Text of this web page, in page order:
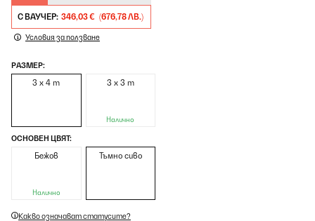
С ВАУЧЕР: 346,03 € (676,78 ЛВ.)
Условия за ползване
РАЗМЕР:
3 x 4 m 3 x 3 m
Налично
ОСНОВЕН ЦВЯТ:
Бежов
Налично
Тъмно сиво
Какво означават статусите?